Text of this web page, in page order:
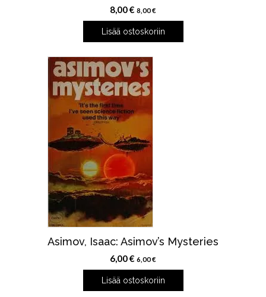
8,00€ 8,00€
Lisää ostoskoriin
Asimov, Isaac: Asimov’s Mysteries
6,00€ 6,00€
Lisää ostoskoriin